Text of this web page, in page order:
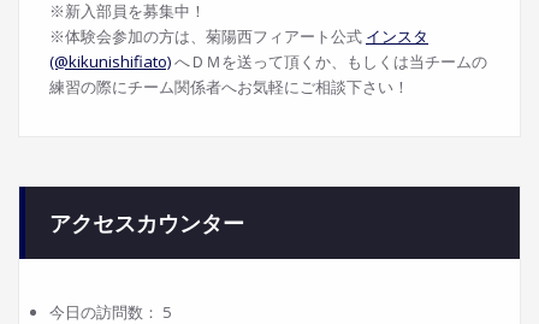
※新入部員を募集中！
※体験会参加の方は、菊陽西フィアート公式 インスタ
(@kikunishifiato)へＤＭを送って頂くか、もしくは当チームの
練習の際にチーム関係者へお気軽にご相談下さい！
アクセスカウンター
今日の訪問数： 5